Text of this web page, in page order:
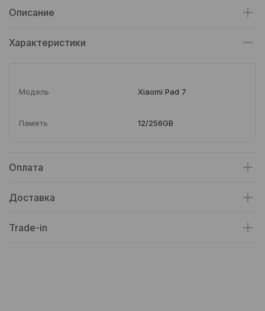
Описание
Характеристики
Модель Xiaomi Pad 7
Память 12/256GB
Оплата
Доставка
Trade-in